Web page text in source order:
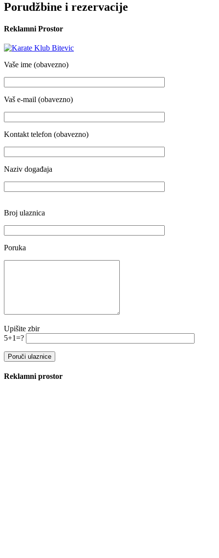
Porudžbine i rezervacije
Reklamni Prostor
Vaše ime (obavezno)
Vaš e-mail (obavezno)
Kontakt telefon (obavezno)
Naziv događaja
Broj ulaznica
Poruka
Upišite zbir
5+1=?
Reklamni prostor